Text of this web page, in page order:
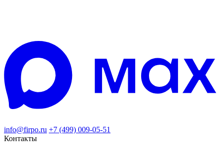
info@firpo.ru +7 (499) 009-05-51
Контакты